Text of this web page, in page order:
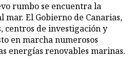
rumbo se encuentra la
mar. El Gobierno de Canarias,
centros de investigación y
en marcha numerosos
energías renovables marinas.